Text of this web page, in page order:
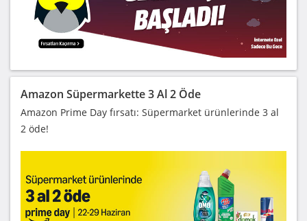
Amazon Süpermarkette 3 Al 2 Öde
Amazon Prime Day fırsatı: Süpermarket ürünlerinde 3 al
2 öde!